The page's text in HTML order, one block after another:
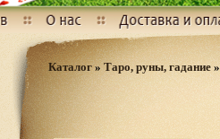
Каталог»Таро, руны, гадание»